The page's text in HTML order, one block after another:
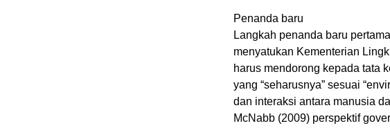
Penanda baru
Langkah penanda baru
menyatukan Kementerian
harus mendorong kepada tata
yang “seharusnya” sesuai
dan interaksi antara manusia
McNabb (2009) perspektif